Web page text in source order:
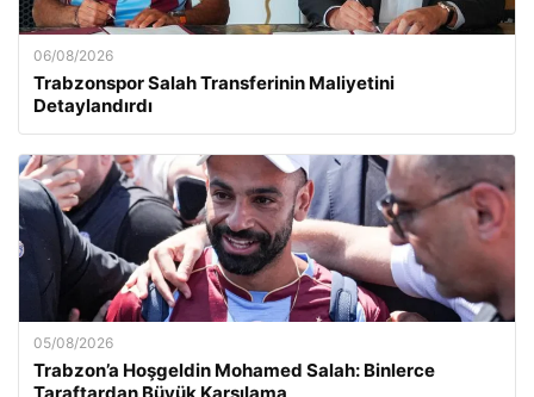
06/08/2026
Trabzonspor Salah Transferinin Maliyetini
Detaylandırdı
05/08/2026
Trabzon’a Hoşgeldin Mohamed Salah: Binlerce